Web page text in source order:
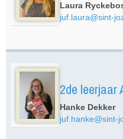
Laura
juf.laura@sint-
2de leerjaar
Hanke Dekker
juf.hanke@sint-